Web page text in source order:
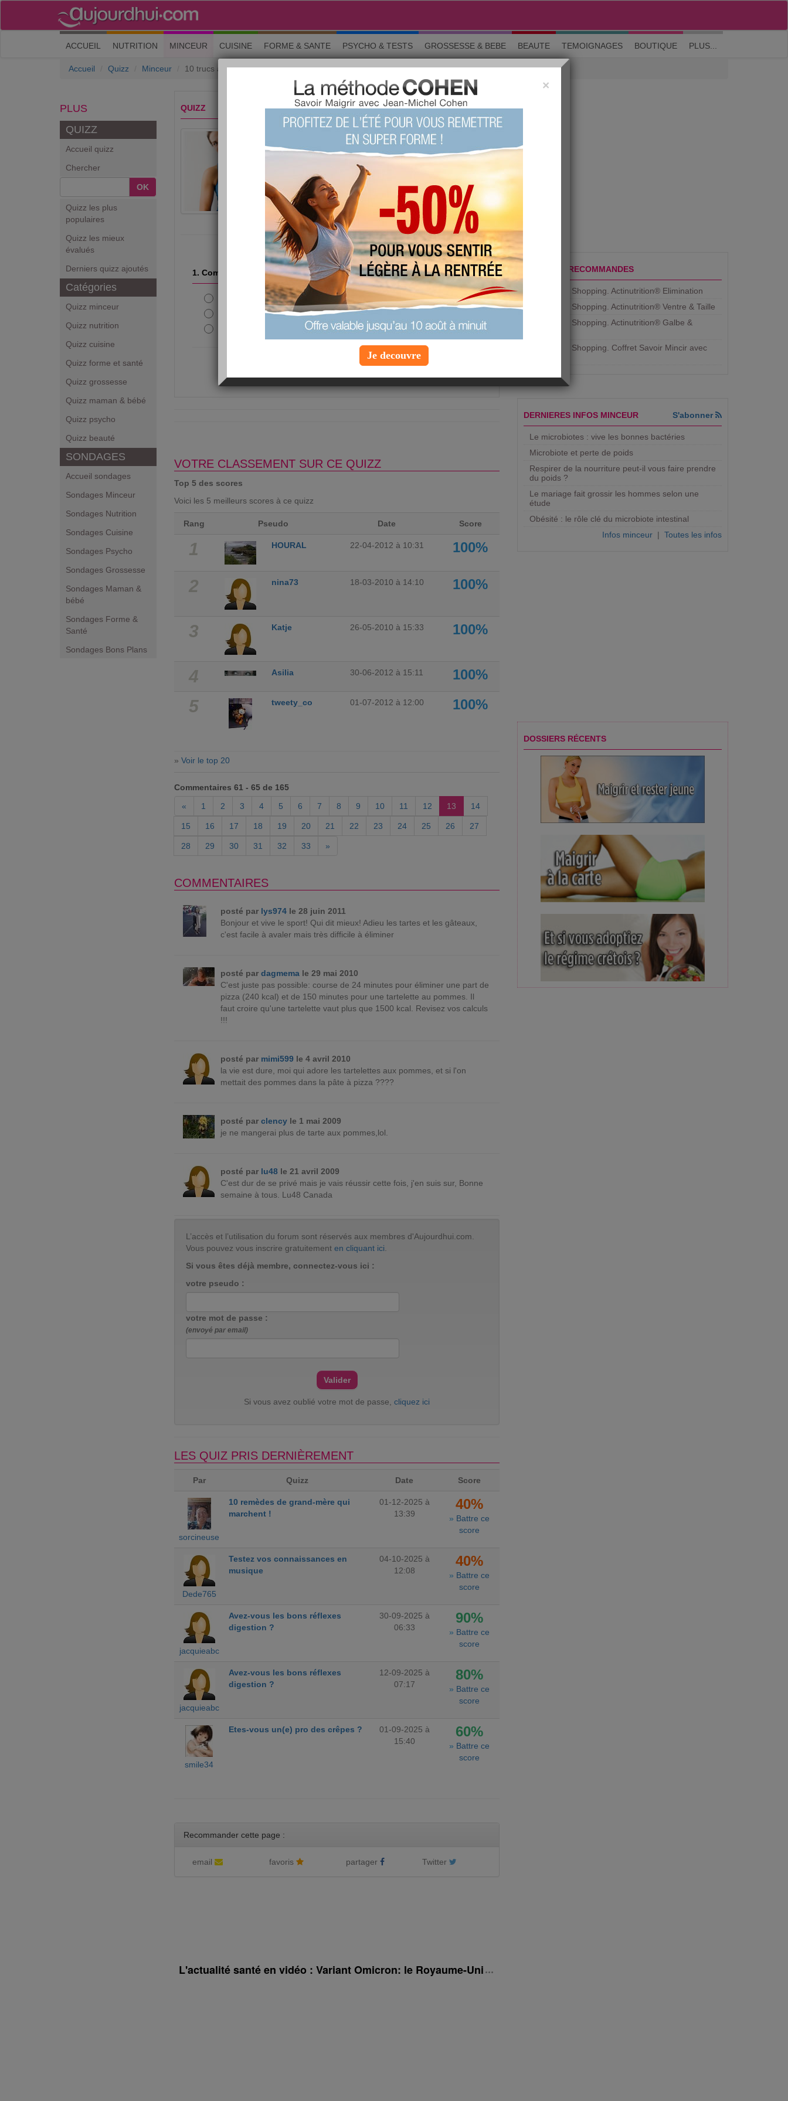
M'inscrire| Me connecter| ? Visite guidée
ACCUEIL (current)
NUTRITION MINCEUR CUISINE FORME & SANTE PSYCHO & TESTS GROSSESSE & BEBE BEAUTE TEMOIGNAGES BOUTIQUE PLUS...
Accueil Quizz Minceur 10 trucs à savoir pour éliminer plus vite
PLUS
QUIZZ
Accueil quizz
Chercher
OK
Quizz les plus
populaires
Quizz les mieux
évalués
Derniers quizz ajoutés
Catégories
Quizz minceur
Quizz nutrition
Quizz cuisine
Quizz forme et santé
Quizz grossesse
Quizz maman & bébé
Quizz psycho
Quizz beauté
SONDAGES
Accueil sondages
Sondages Minceur
Sondages Nutrition
Sondages Cuisine
Sondages Psycho
Sondages Grossesse
Sondages Maman &
bébé
Sondages Forme &
Santé
Sondages Bons Plans
QUIZZ
10 trucs à savoir pour éliminer plus
+516Le quizz du siècle !(fait 34649
Score moyen : 81 %
Questions 1 sur 10
1. Combien de temps faut-il courir pour éliminer une part de pizza ?
Un tour de pâté de maison
24 minutes
VOTRE CLASSEMENT SUR CE QUIZZ
Top 5 des scores
Voici les 5 meilleurs scores à ce quizz
Rang Pseudo Date Score
1 HOURAL 22-04-2012 à 10:31 100%
2 nina73 18-03-2010 à 14:10 100%
3 Katje 26-05-2010 à 15:33 100%
4 Asilia 30-06-2012 à 15:11 100%
5 tweety_co 01-07-2012 à 12:00 100%
» Voir le top 20
Commentaires 61 - 65 de 165
«
1 2 3 4 5 6 7 8 9 10 11 12 13 14
15 16 17 18 19 20 21 22 23 24 25 26 27
28 29 30 31 32 33 »
COMMENTAIRES
posté par lys974 le 28 juin 2011
Bonjour et vive le sport! Qui dit mieux! Adieu les tartes et les gâteaux,
c'est facile à avaler mais très difficile à éliminer
posté pardagmema le 29 mai 2010
C'est juste pas possible: course de 24 minutes pour éliminer une part de
pizza (240 kcal) et de 150 minutes pour une tartelette au pommes. Il
faut croire qu'une tartelette vaut plus que 1500 kcal. Revisez vos calculs
!!!
posté par mimi599 le 4 avril 2010
la vie est dure, moi qui adore les tartelettes aux pommes, et si l'on
mettait des pommes dans la pâte à pizza ????
posté parclency le 1 mai 2009
je ne mangerai plus de tarte aux pommes,lol.
posté par lu48 le 21 avril 2009
C'est dur de se privé mais je vais réussir cette fois, j'en suis sur, Bonne
semaine à tous. Lu48 Canada
L’accès et l’utilisation du forum sont réservés aux membres d'Aujourdhui.com.
Vous pouvez vous inscrire gratuitement en cliquant ici
Si vous êtes déjà membre, connectez-vous ici :
votre pseudo :
votre mot de passe :
(envoyé par email)
Si vous avez oublié votre mot de passe, cliquez ici
LES QUIZ PRIS DERNIÈREMENT
Par Quizz Date Score
sorcineuse
10 remèdes de grand-mère qui
marchent !
01-12-2025 à
13:39
40%
» Battre ce
score
Dede765
Testez vos connaissances en
musique
04-10-2025 à
12:08
40%
» Battre ce
score
jacquieabc
Avez-vous les bons réflexes
digestion ?
30-09-2025 à
06:33
90%
» Battre ce
score
jacquieabc
Avez-vous les bons réflexes
digestion ?
12-09-2025 à
07:17
80%
» Battre ce
score
smile34
Etes-vous un(e) pro des crêpes ?
01-09-2025 à
15:40
60%
» Battre ce
score
Recommander cette page :
email favoris partager Twitter
L'actualité santé en vidéo : Variant Omicron: le Royaume-Uni rehausse son niveau d'alerte, une première en 7 mois
PRODUITS RECOMMANDES
Aujourdhui Shopping. Actinutrition® Elimination
Aujourdhui Shopping. Actinutrition® Ventre & Taille
Aujourdhui Shopping. Actinutrition® Galbe &
Aujourdhui Shopping. ​Coffret Savoir Mincir avec
DERNIERES INFOS MINCEUR S'abonner
Le microbiotes : vive les bonnes bactéries
Microbiote et perte de poids
Respirer de la nourriture peut-il vous faire prendre
du poids ?
Le mariage fait grossir les hommes selon une
étude
Obésité : le rôle clé du microbiote intestinal
Infos minceur | Toutes les infos
DOSSIERS RÉCENTS
×
Je decouvre